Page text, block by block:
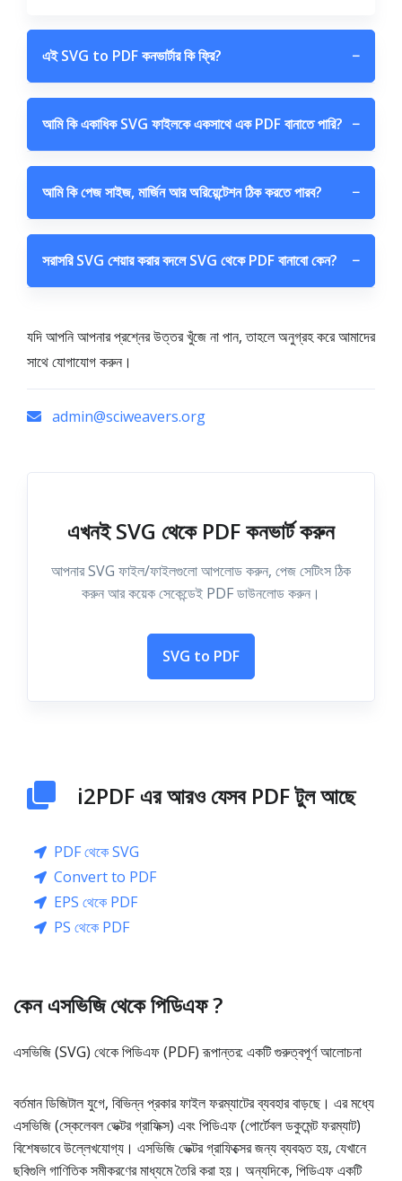
এই SVG to PDF কনভার্টার কি ফ্রি? −
আমি কি একাধিক SVG ফাইলকে একসাথে এক PDF বানাতে পারি? −
আমি কি পেজ সাইজ, মার্জিন আর অরিয়েন্টেশন ঠিক করতে পারব? −
সরাসরি SVG শেয়ার করার বদলে SVG থেকে PDF বানাবো কেন? −
যদি আপনি আপনার প্রশ্নের উত্তর খুঁজে না পান, তাহলে অনুগ্রহ করে আমাদের
সাথে যোগাযোগ করুন।
admin@sciweavers.org
এখনই SVG থেকে PDF কনভার্ট করুন
আপনার SVG ফাইল/ফাইলগুলো আপলোড করুন, পেজ সেটিংস ঠিক
করুন আর কয়েক সেকেন্ডেই PDF ডাউনলোড করুন।
SVG to PDF
i2PDF এর আরও যেসব PDF টুল আছে
PDF থেকে SVG
Convert to PDF
EPS থেকে PDF
PS থেকে PDF
কেন এসভিজি থেকে পিডিএফ ?
এসভিজি (SVG) থেকে পিডিএফ (PDF) রূপান্তর: একটি গুরুত্বপূর্ণ আলোচনা
বর্তমান ডিজিটাল যুগে, বিভিন্ন প্রকার ফাইল ফরম্যাটের ব্যবহার বাড়ছে। এর মধ্যে
এসভিজি (স্কেলেবল ভেক্টর গ্রাফিক্স) এবং পিডিএফ (পোর্টেবল ডকুমেন্ট ফরম্যাট)
বিশেষভাবে উল্লেখযোগ্য। এসভিজি ভেক্টর গ্রাফিক্সের জন্য ব্যবহৃত হয়, যেখানে
ছবিগুলি গাণিতিক সমীকরণের মাধ্যমে তৈরি করা হয়। অন্যদিকে, পিডিএফ একটি